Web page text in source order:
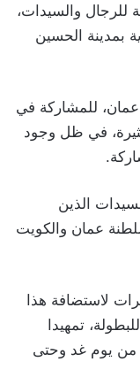
للرجال والسيدات،
بمدينة الحسين
عمان، للمشاركة في
في ظل وجود
الذين
عمان والكويت
لاستضافة هذا
تمهيدا
من يوم غد وحتى